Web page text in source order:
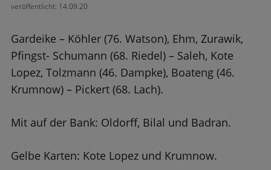
veröffentlicht: 14.09.20
Gardeike – Köhler (76. Watson), Ehm, Zurawik,
Pfingst- Schumann (68. Riedel) – Saleh, Kote
Lopez, Tolzmann (46. Dampke), Boateng (46.
Krumnow) – Pickert (68. Lach).
Mit auf der Bank: Oldorff, Bilal und Badran.
Gelbe Karten: Kote Lopez und Krumnow.